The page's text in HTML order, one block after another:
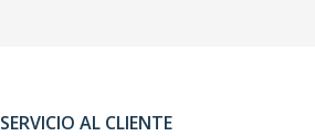
SERVICIO AL CLIENTE